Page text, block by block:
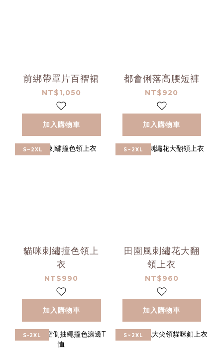
前綁帶罩片百褶裙
NT$1,050
加入購物車
都會俐落高腰短褲
NT$920
加入購物車
S~2XL
貓咪刺繡撞色領上
衣
NT$990
加入購物車
S~2XL
田園風刺繡花大翻
領上衣
NT$960
加入購物車
S-2XL S~2XL